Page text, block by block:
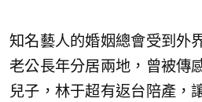
知名藝人的婚姻總會受到外
老公長年分居兩地，曾被傳
兒子，林于超有返台陪產，